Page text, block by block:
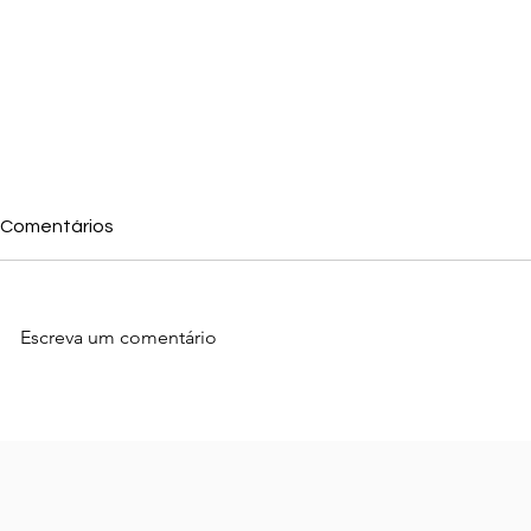
Comentários
Escreva um comentário